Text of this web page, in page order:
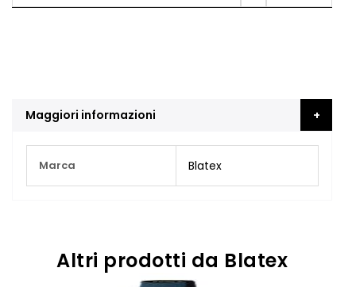
Maggiori informazioni
Informazioni
Marca Blatex
Altri prodotti da Blatex